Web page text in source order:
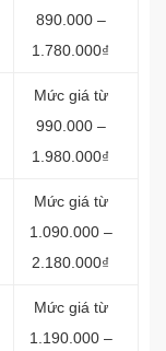
890.000 –
1.780.000₫
Mức giá từ
990.000 –
1.980.000₫
Mức giá từ
1.090.000 –
2.180.000₫
Mức giá từ
1.190.000 –